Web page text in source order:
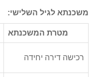
משכנתא לגיל השלישי:
מטרת המשכנתא
רכישה דירה יחידה